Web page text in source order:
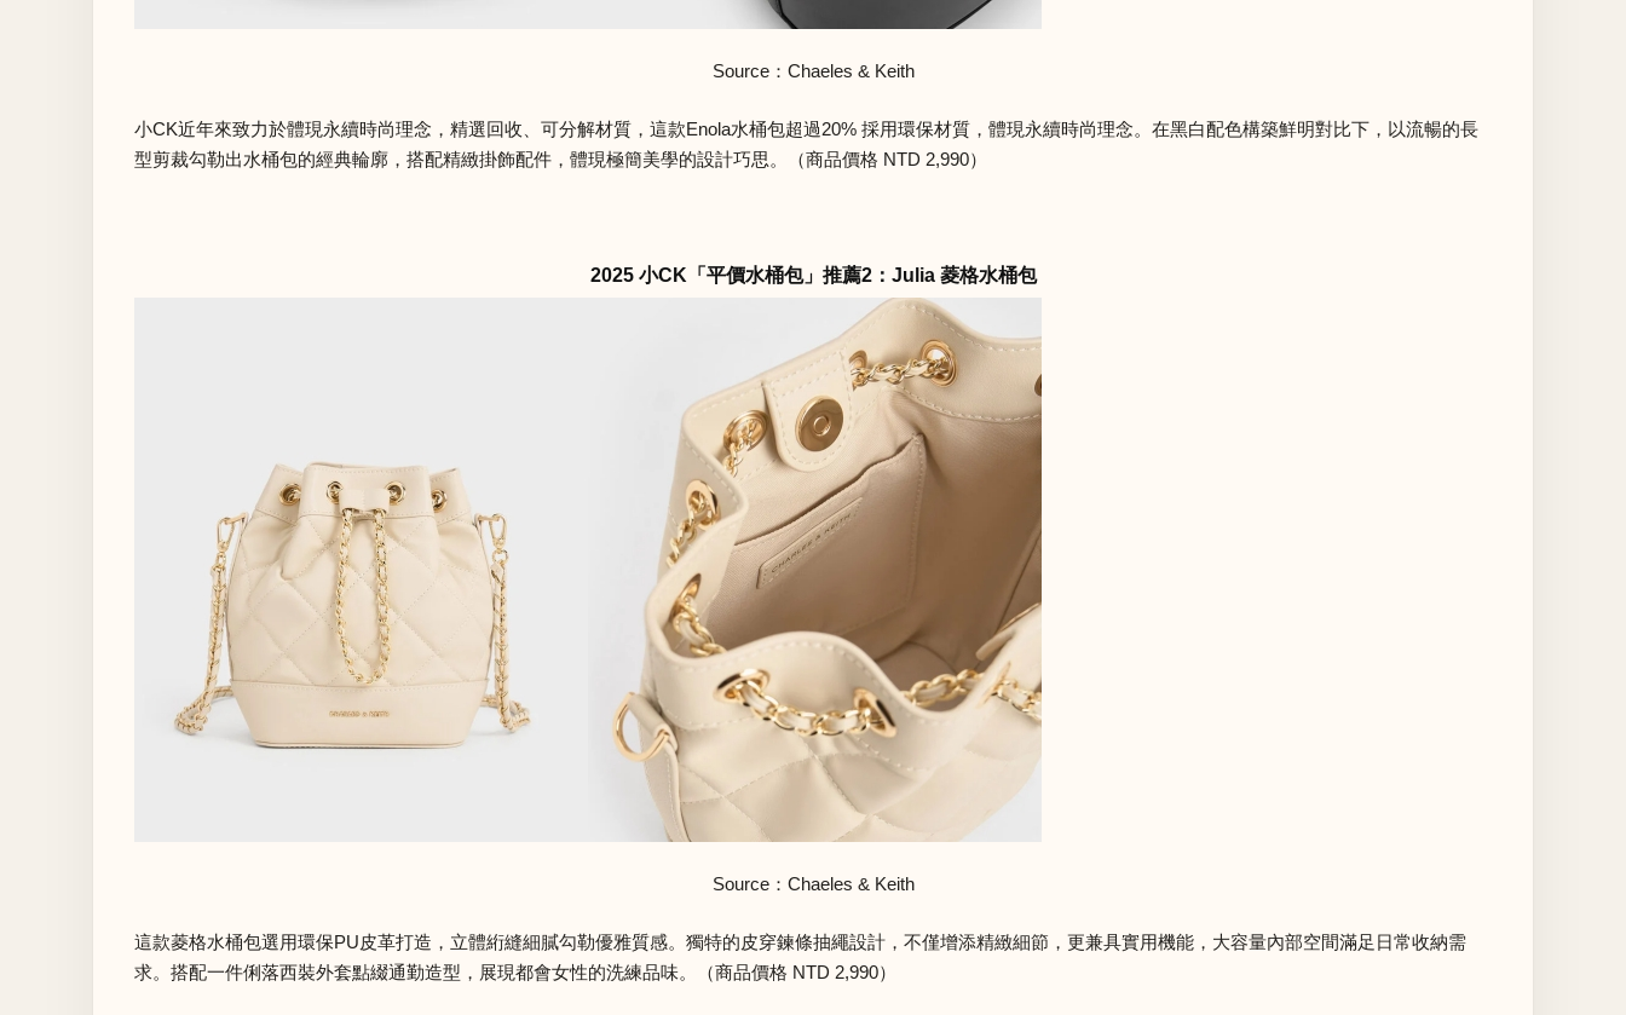
Source：Chaeles & Keith
小CK近年來致力於體現永續時尚理念，精選回收、可分解材質，這款Enola水桶包超過20% 採用環保材質，體現永續時尚理念。在黑白配色構築鮮明對比下，以流暢的長
型剪裁勾勒出水桶包的經典輪廓，搭配精緻掛飾配件，體現極簡美學的設計巧思。（商品價格 NTD 2,990）
2025 小CK「平價水桶包」推薦2：Julia 菱格水桶包
Source：Chaeles & Keith
這款菱格水桶包選用環保PU皮革打造，立體絎縫細膩勾勒優雅質感。獨特的皮穿鍊條抽繩設計，不僅增添精緻細節，更兼具實用機能，大容量內部空間滿足日常收納需
求。搭配一件俐落西裝外套點綴通勤造型，展現都會女性的洗練品味。（商品價格 NTD 2,990）